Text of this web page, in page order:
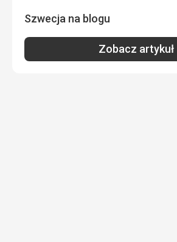
Szwecja na blogu
Zobacz artykuł